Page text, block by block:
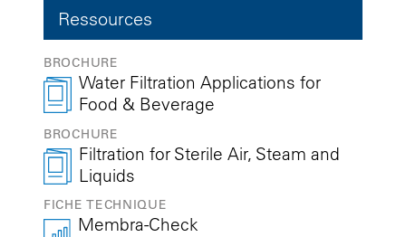
Ressources
BROCHURE
Water Filtration Applications for
Food & Beverage
BROCHURE
Filtration for Sterile Air, Steam and
Liquids
FICHE TECHNIQUE
Membra-Check